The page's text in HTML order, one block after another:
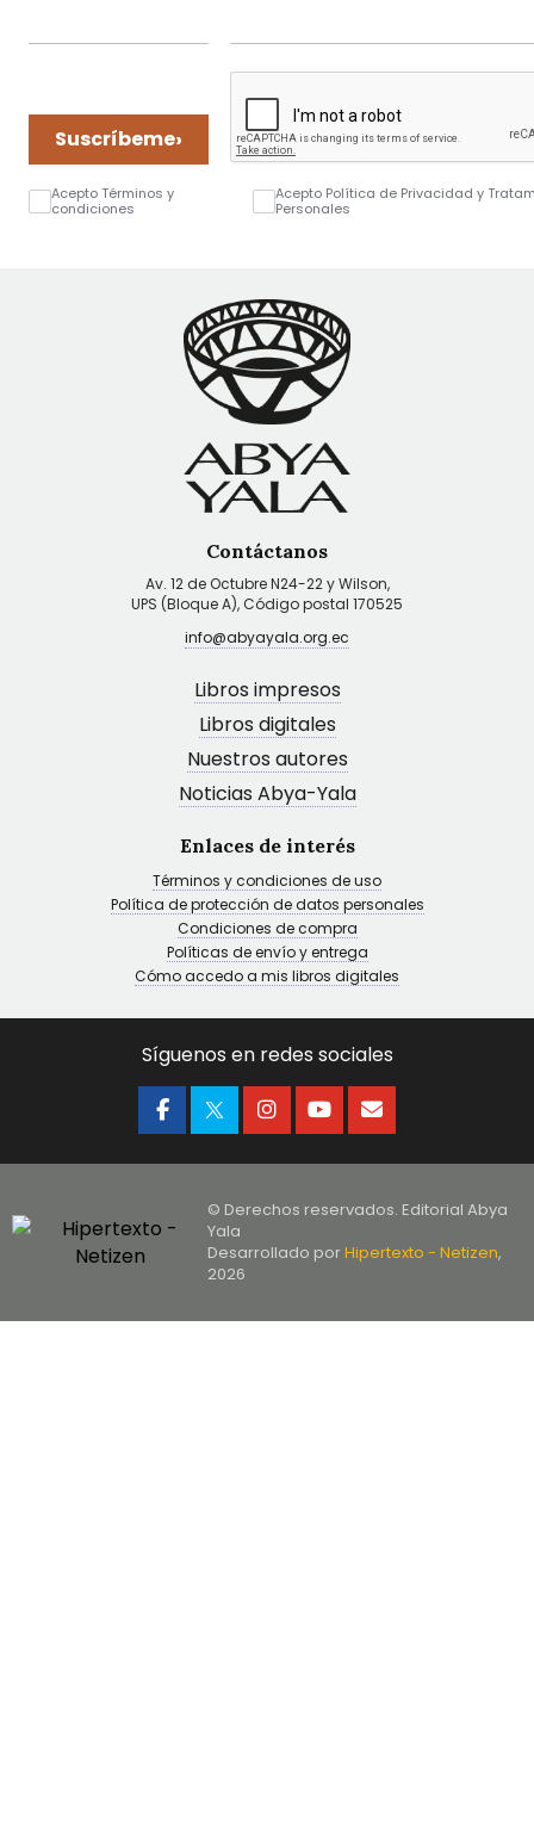
Suscríbeme›
Acepto Términos y
condiciones
Acepto Política de Privacidad y
Personales
Contáctanos
Av. 12 de Octubre N24-22 y Wilson,
UPS (Bloque A), Código postal 170525
info@abyayala.org.ec
Libros impresos
Libros digitales
Nuestros autores
Noticias Abya-Yala
Enlaces de interés
Términos y condiciones de uso
Política de protección de datos personales
Condiciones de compra
Políticas de envío y entrega
Cómo accedo a mis libros digitales
Síguenos en redes sociales
© Derechos reservados. Editorial Abya
Yala
Desarrollado porHipertexto - Netizen,
2026